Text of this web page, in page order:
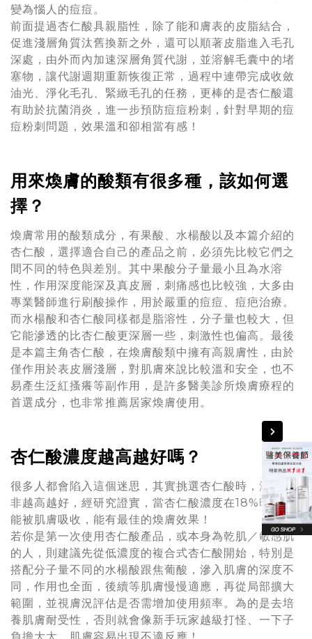
變為惱人的痘痘。
前面提過杏仁酸具親脂性，除了能和膚表的皮脂結合，
促進淺層角質汰舊換新之外，還可以順著皮脂進入毛孔
深處，由外而內加速深層角質代謝，並溶解毛囊中的堵
塞物，讓代謝週期重新恢復正常，過程中連帶完成收斂
油光、淨化毛孔、緊緻毛孔的任務，更棒的是杏仁酸還
有助於抗菌消炎，進一步預防痘痘粉刺，針對早期的痘
痘粉刺問題，效果溫和卻相當有感！
用來煥膚的酸類有很多種，該如何選
擇？
煥膚常用的酸類成分，有果酸、水楊酸以及本篇介紹的
杏仁酸，選擇適合自己的產品之前，必須先比較它們之
間不同的特色與差別。其中果酸分子量最小且為水溶
性，作用深度能深及真皮層，刺痛感也比較強，大多由
專業醫師進行刷酸操作，用於嚴重的痘痘、痘疤治療。
而水楊酸和杏仁酸同樣都是脂溶性，分子量也較大，但
它能滲透的比杏仁酸更深層一些，刺激性也偏高。最後
是本篇主角杏仁酸，在煥膚酸類中擁有高親膚性，由於
僅作用於表皮層淺層，對肌膚來說比較溫和安全，也不
易產生泛紅搔癢等副作用，是許多醫美診所煥膚療程的
首選成分，也非常推薦居家煥膚使用。
杏仁酸濃度越高越好嗎？
很多人都會陷入這個迷思，其實挑選杏仁酸時，濃度並
非越高越好，經研究證實，當杏仁酸濃度在18%時，最
能被肌膚吸收，能有最佳的煥膚效果！
若你是第一次使用杏仁酸產品，或本身為乾肌／敏感肌
的人，則建議先從低濃度的複合式杏仁酸開始，特別是
搭配分子量不同的水楊酸跟焦葡酸，滲入肌膚的深度不
同，作用也全面，後續等肌膚慢慢適應，再從局部擴大
範圍，並視膚況評估是否需增加使用頻率。為的是去培
養肌膚耐受性，否則就會像新手玩家越級打怪、一下子